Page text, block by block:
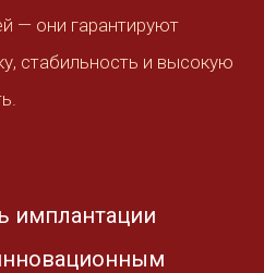
— они гарантируют
стабильность и высокую
имплантации